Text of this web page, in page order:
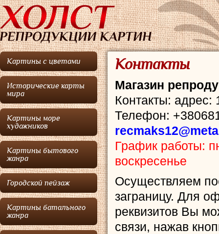
Картины с цветами
Исторические карты
мира
Картины море
художников
Картины бытового
жанра
Городской пейзаж
Картины батального
жанра
Контакты
Магазин
Контакты:
Телефон:
График работы:
воскресенье
Осуществляем
заграницу. Для
реквизитов Вы
связи, нажав